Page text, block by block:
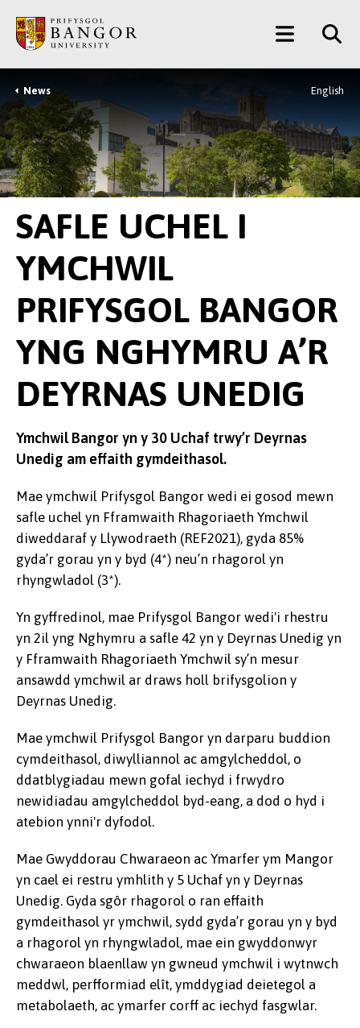
Prif
Gynnwys
Main
Menu
Breadcrumb
News English
SAFLE UCHEL I
YMCHWIL
PRIFYSGOL BANGOR
YNG NGHYMRU A’R
DEYRNAS UNEDIG
Ymchwil Bangor yn y 30 Uchaf trwy’r Deyrnas
Unedig am effaith gymdeithasol.
Mae ymchwil Prifysgol Bangor wedi ei gosod mewn
safle uchel yn Fframwaith Rhagoriaeth Ymchwil
diweddaraf y Llywodraeth (REF2021), gyda 85%
gyda’r gorau yn y byd (4*) neu’n rhagorol yn
rhyngwladol (3*).
Yn gyffredinol, mae Prifysgol Bangor wedi'i rhestru
yn 2il yng Nghymru a safle 42 yn y Deyrnas Unedig yn
y Fframwaith Rhagoriaeth Ymchwil sy’n mesur
ansawdd ymchwil ar draws holl brifysgolion y
Deyrnas Unedig.
Mae ymchwil Prifysgol Bangor yn darparu buddion
cymdeithasol, diwylliannol ac amgylcheddol, o
ddatblygiadau mewn gofal iechyd i frwydro
newidiadau amgylcheddol byd-eang, a dod o hyd i
atebion ynni'r dyfodol.
Mae Gwyddorau Chwaraeon ac Ymarfer ym Mangor
yn cael ei restru ymhlith y 5 Uchaf yn y Deyrnas
Unedig. Gyda sgôr rhagorol o ran effaith
gymdeithasol yr ymchwil, sydd gyda’r gorau yn y byd
a rhagorol yn rhyngwladol, mae ein gwyddonwyr
chwaraeon blaenllaw yn gwneud ymchwil i wytnwch
meddwl, perfformiad elît, ymddygiad deietegol a
metabolaeth, ac ymarfer corff ac iechyd fasgwlar.